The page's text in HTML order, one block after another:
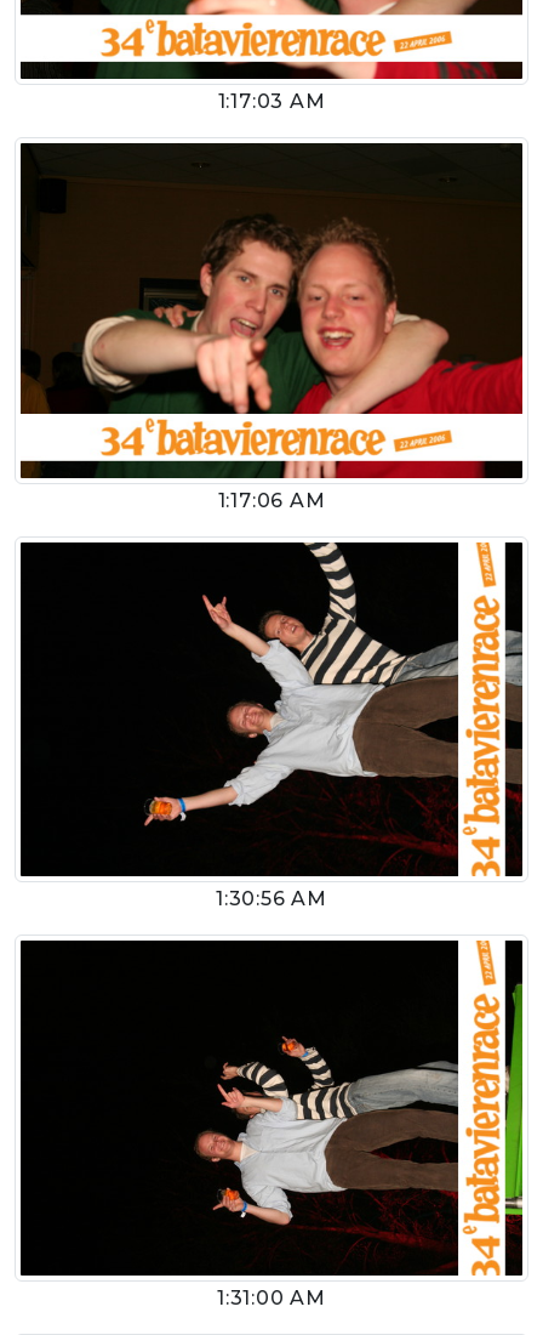
1:17:03 AM
1:17:06 AM
1:30:56 AM
1:31:00 AM